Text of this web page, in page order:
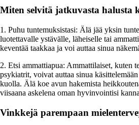
Miten selvitä jatkuvasta halusta
1. Puhu tuntemuksistasi: Älä jää yksin
luotettavalle ystävälle, läheiselle tai
keventää taakkaa ja voi auttaa sinua
2. Etsi ammattiapua: Ammattilaiset, kuten
psykiatrit, voivat auttaa sinua
kuolla. Älä koe avun hakemista
viisaana askelena oman hyvinvointisi
Vinkkejä parempaan